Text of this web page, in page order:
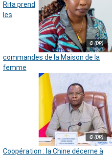
© (DR)
Rita prend
les
commandes de la Maison de la
femme
© (DR)
Coopération : la Chine décerne à